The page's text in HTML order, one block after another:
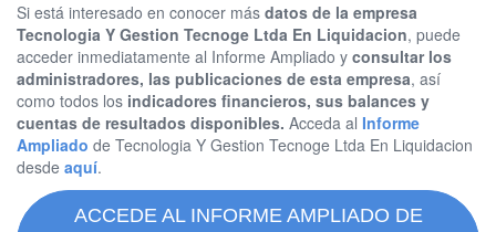
Si está interesado en conocer más datos de la empresa
Tecnologia Y Gestion Tecnoge Ltda En Liquidacion, puede
acceder inmediatamente al Informe Ampliado y consultar los
administradores, las publicaciones de esta empresa, así
como todos los indicadores financieros, sus balances y
cuentas de resultados disponibles. Acceda al Informe
Ampliado de Tecnologia Y Gestion Tecnoge Ltda En Liquidacion
desde aquí.
ACCEDE AL INFORME AMPLIADO DE